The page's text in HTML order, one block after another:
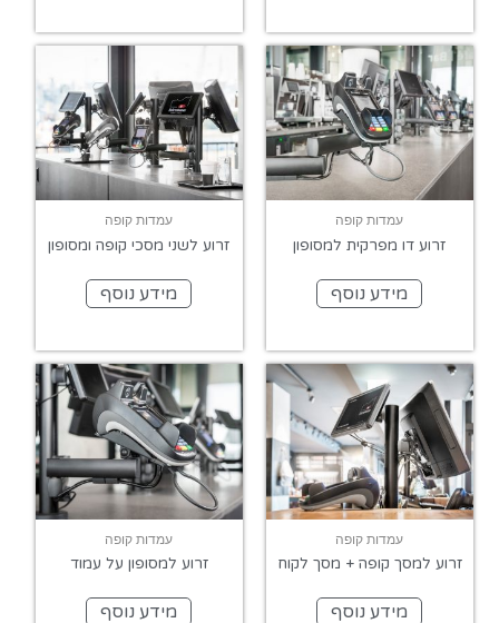
עמדות קופה
זרוע דו מפרקית למסופון
מידע נוסף
עמדות קופה
זרוע לשני מסכי קופה ומסופון
מידע נוסף
עמדות קופה
זרוע למסך קופה + מסך לקוח
מידע נוסף
עמדות קופה
זרוע למסופון על עמוד
מידע נוסף